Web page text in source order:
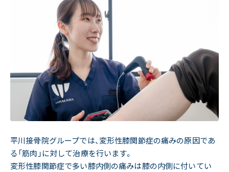
平川接骨院グループでは、変形性膝関節症の痛みの原因であ
る「筋肉」に対して治療を行います。
変形性膝関節症で多い膝内側の痛みは膝の内側に付いてい